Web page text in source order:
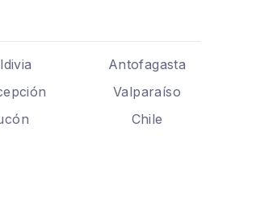
Antofagasta
Valparaíso
Chile